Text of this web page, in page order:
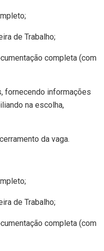
de Trabalho;
completa (com
fornecendo informações
na escolha,
da vaga.
de Trabalho;
completa (com